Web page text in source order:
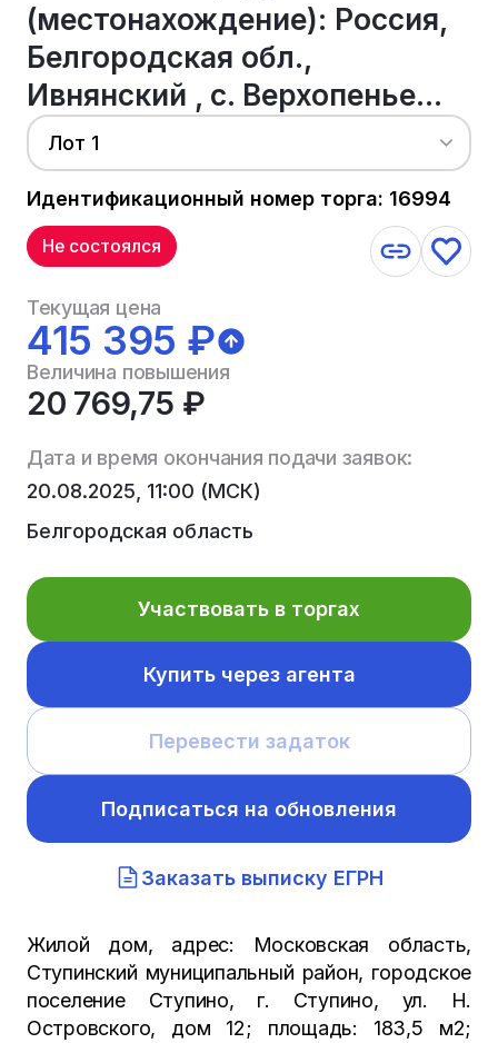
(местонахождение): Россия,
Белгородская обл.,
Ивнянский , с. Верхопенье...
Лот 1
Идентификационный номер торга: 16994
Не состоялся
Текущая цена
415 395 ₽
Величина повышения
20 769,75 ₽
Дата и время окончания подачи заявок:
20.08.2025, 11:00 (МСК)
Белгородская область
Участвовать в торгах
Купить через агента
Перевести задаток
Подписаться на обновления
Заказать выписку ЕГРН
Жилой дом, адрес: Московская область,
Ступинский муниципальный район, городское
поселение Ступино, г. Ступино, ул. Н.
Островского, дом 12; площадь: 183,5 м2;